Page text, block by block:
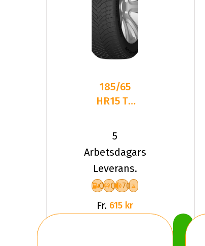
185/65
HR15 TL
DASP-
5
Arbetsdagars
Leverans.
C C 70
Fr. 615 kr